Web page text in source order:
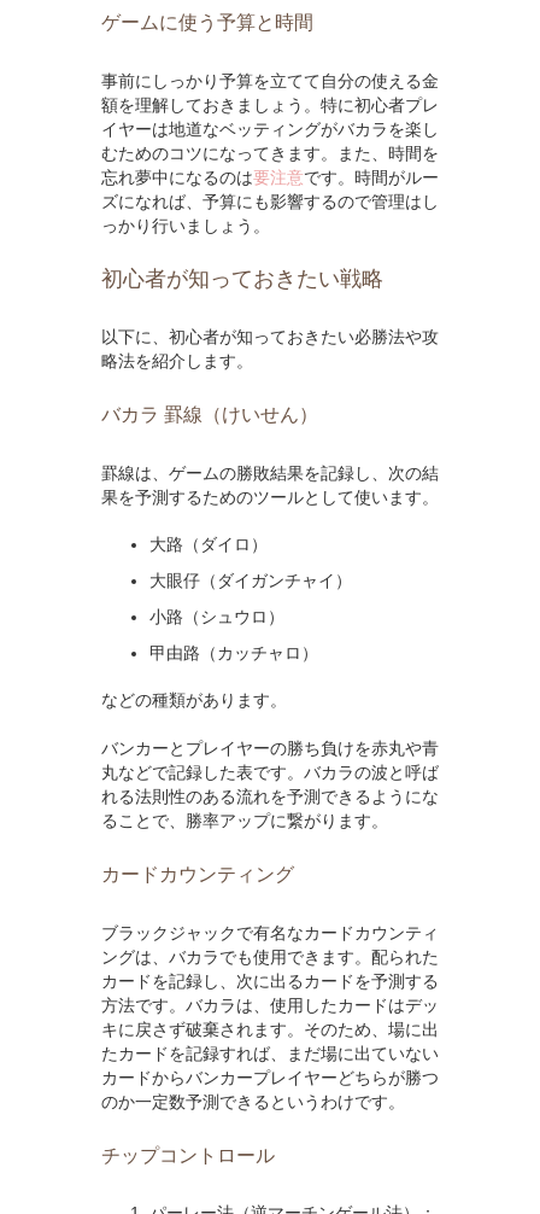
ゲームに使う予算と時間
事前にしっかり予算を立てて自分の使える金
額を理解しておきましょう。特に初心者プレ
イヤーは地道なベッティングがバカラを楽し
むためのコツになってきます。また、時間を
忘れ夢中になるのは要注意です。時間がルー
ズになれば、予算にも影響するので管理はし
っかり行いましょう。
初心者が知っておきたい戦略
以下に、初心者が知っておきたい必勝法や攻
略法を紹介します。
バカラ 罫線（けいせん）
罫線は、ゲームの勝敗結果を記録し、次の結
果を予測するためのツールとして使います。
大路（ダイロ）
大眼仔（ダイガンチャイ）
小路（シュウロ）
甲由路（カッチャロ）
などの種類があります。
バンカーとプレイヤーの勝ち負けを赤丸や青
丸などで記録した表です。バカラの波と呼ば
れる法則性のある流れを予測できるようにな
ることで、勝率アップに繋がります。
カードカウンティング
ブラックジャックで有名なカードカウンティ
ングは、バカラでも使用できます。配られた
カードを記録し、次に出るカードを予測する
方法です。バカラは、使用したカードはデッ
キに戻さず破棄されます。そのため、場に出
たカードを記録すれば、まだ場に出ていない
カードからバンカープレイヤーどちらが勝つ
のか一定数予測できるというわけです。
チップコントロール